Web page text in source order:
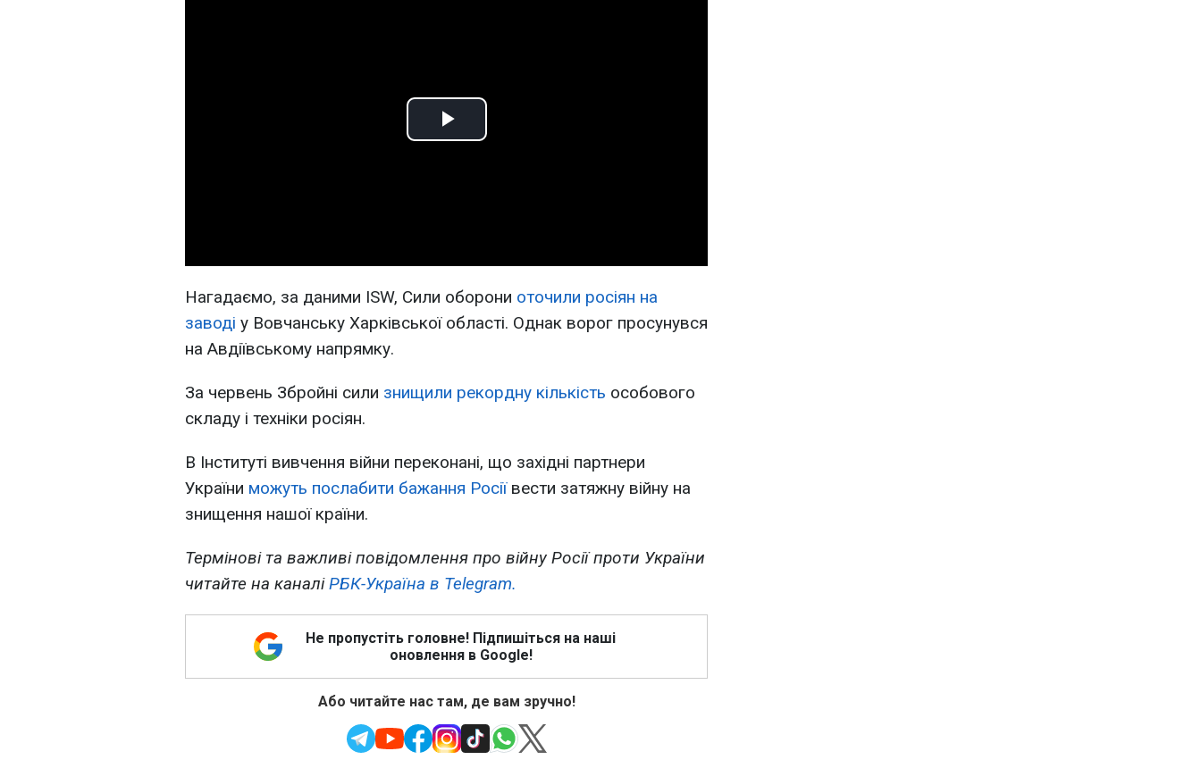
Play
Нагадаємо, за даними ISW, Сили оборони оточили росіян на
заводі у Вовчанську Харківської області. Однак ворог просунувся
на Авдіївському напрямку.
За червень Збройні сили знищили рекордну кількість особового
складу і техніки росіян.
В Інституті вивчення війни переконані, що західні партнери
України можуть послабити бажання Росіївести затяжну війну на
знищення нашої країни.
Термінові та важливі повідомлення про війну Росії проти України
читайте на каналіРБК-Україна в Telegram.
Не пропустіть головне! Підпишіться на наші
оновлення в Google!
Або читайте нас там, де вам зручно!